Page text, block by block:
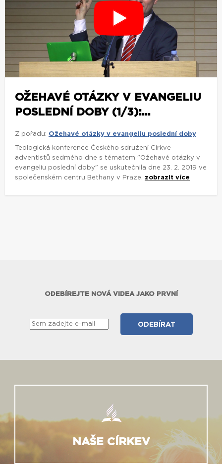
OŽEHAVÉ OTÁZKY V EVANGELIU
POSLEDNÍ DOBY (1/3):...
Z pořadu: Ožehavé otázky v evangeliu poslední doby
Teologická konference Českého sdružení Církve
adventistů sedmého dne s tématem "Ožehavé otázky v
evangeliu poslední doby" se uskutečnila dne 23. 2. 2019 ve
společenském centru Bethany v Praze. zobrazit více
ODEBÍREJTE NOVÁ VIDEA JAKO PRVNÍ
NAŠE CÍRKEV